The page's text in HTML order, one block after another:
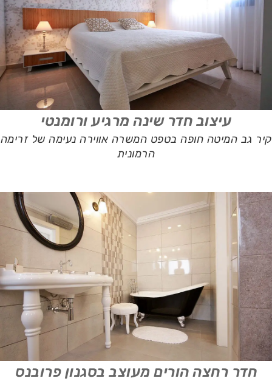
עיצוב חדר שינה מרגיע ורומנטי
קיר גב המיטה חופה בטפט המשרה אווירה נעימה של זרימה
הרמונית
חדר רחצה הורים מעוצב בסגנון פרובנס